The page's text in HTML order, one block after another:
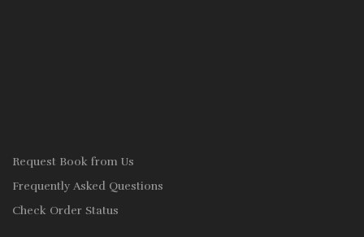
Request Book from Us
Frequently Asked Questions
Check Order Status